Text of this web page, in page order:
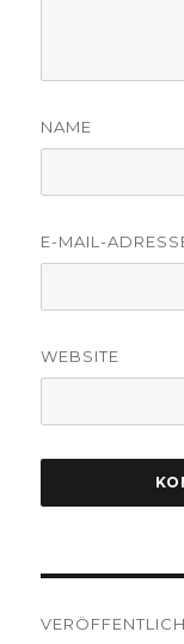
NAME
E-MAIL-
WEBSITE